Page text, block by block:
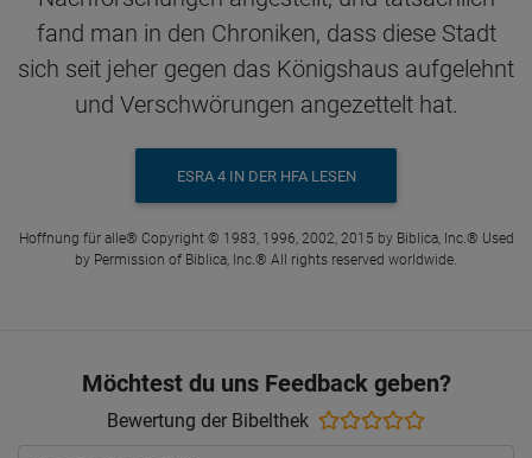
fand man in den Chroniken, dass diese Stadt
sich seit jeher gegen das Königshaus aufgelehnt
und Verschwörungen angezettelt hat.
ESRA 4 IN DER HFA LESEN
Hoffnung für alle® Copyright © 1983, 1996, 2002, 2015 by Biblica, Inc.® Used
by Permission of Biblica, Inc.® All rights reserved worldwide.
Möchtest du uns Feedback geben?
Bewertung der Bibelthek